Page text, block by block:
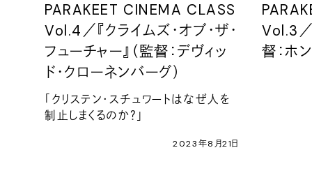
PARAKEET CINEMA CLASS
Vol.4／『クライムズ・オブ・ザ・
フューチャー』（監督：デヴィッ
ド・クローネンバーグ）
「クリステン・スチュワートはなぜ人を
制止しまくるのか？」
2023年8月21日
Vol.3／
督：ホ